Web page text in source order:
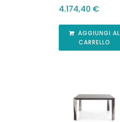
4.174,40 €
AGGIUNGI AL
CARRELLO